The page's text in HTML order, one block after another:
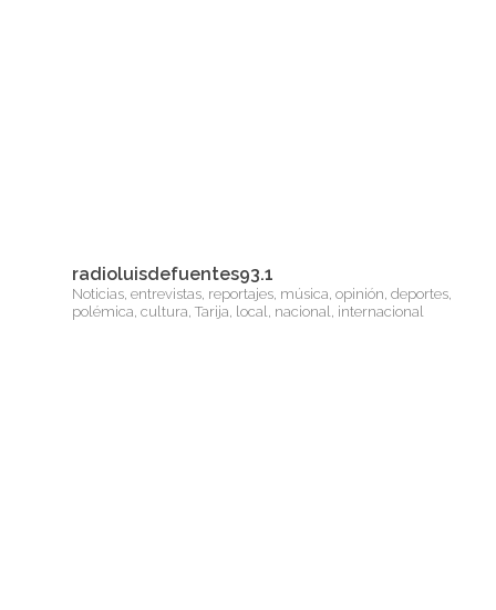
radioluisdefuentes93.1
Noticias, entrevistas, reportajes, música, opinión, deportes,
polémica, cultura, Tarija, local, nacional, internacional